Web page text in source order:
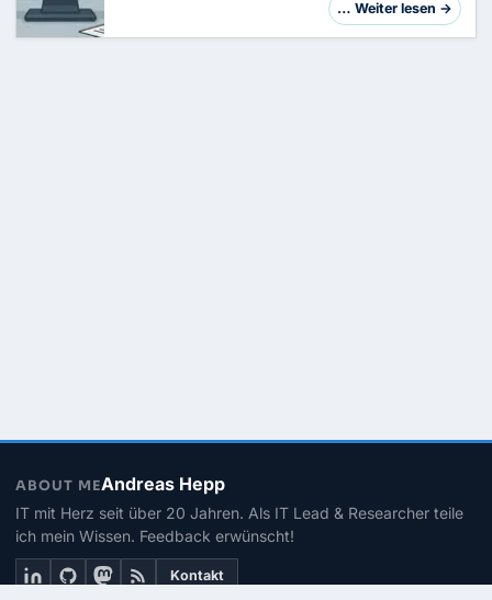
Microsoft. Durch die enge Verzahnung von
… Weiter lesen →
ABOUT MEAndreas Hepp
IT mit Herz seit über 20 Jahren. Als IT Lead & Researcher teile
ich mein Wissen. Feedback erwünscht!
Kontakt